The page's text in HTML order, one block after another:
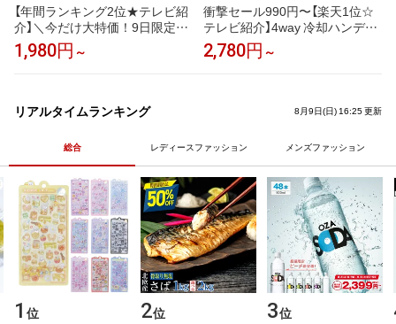
【年間ランキング2位★テレビ紹
介】＼今だけ大特価！9日限定2
0％OFFクーポン／uvカット パ
ーカー 冷感 UV レディース uvカ
遮光 メッシュ 涼しい トップス
大きいサイズ 日焼け防止 日よけ
1,980円 ～
衝撃セール990円〜【楽天1位☆
テレビ紹介】4way 冷却ハンディ
ファンPRO 2026 ハンディファ
ン 冷却プレート 扇風機 シシベ
携帯扇風機 卓上扇風機 小型扇風
機 cicibella 手持ち扇風機「MON
2,780円 ～
リアルタイムランキング 8月9日(日) 16:25 更新
総合 レディースファッション メンズファッション
1 位 2位 3位